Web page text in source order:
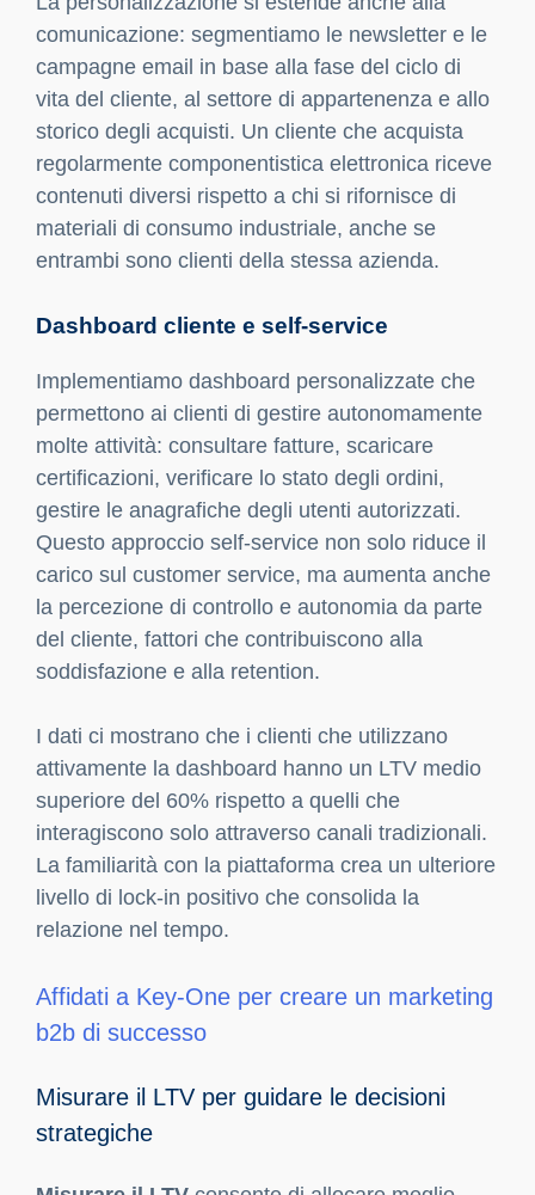
comunicazione: segmentiamo le newsletter e le
campagne email in base alla fase del ciclo di
vita del cliente, al settore di appartenenza e allo
storico degli acquisti. Un cliente che acquista
regolarmente componentistica elettronica riceve
contenuti diversi rispetto a chi si rifornisce di
materiali di consumo industriale, anche se
entrambi sono clienti della stessa azienda.
Dashboard cliente e self-service
Implementiamo dashboard personalizzate che
permettono ai clienti di gestire autonomamente
molte attività: consultare fatture, scaricare
certificazioni, verificare lo stato degli ordini,
gestire le anagrafiche degli utenti autorizzati.
Questo approccio self-service non solo riduce il
carico sul customer service, ma aumenta anche
la percezione di controllo e autonomia da parte
del cliente, fattori che contribuiscono alla
soddisfazione e alla retention.
I dati ci mostrano che i clienti che utilizzano
attivamente la dashboard hanno un LTV medio
superiore del 60% rispetto a quelli che
interagiscono solo attraverso canali tradizionali.
La familiarità con la piattaforma crea un ulteriore
livello di lock-in positivo che consolida la
relazione nel tempo.
Affidati a Key-One per creare un marketing
b2b di successo
Misurare il LTV per guidare le decisioni
strategiche